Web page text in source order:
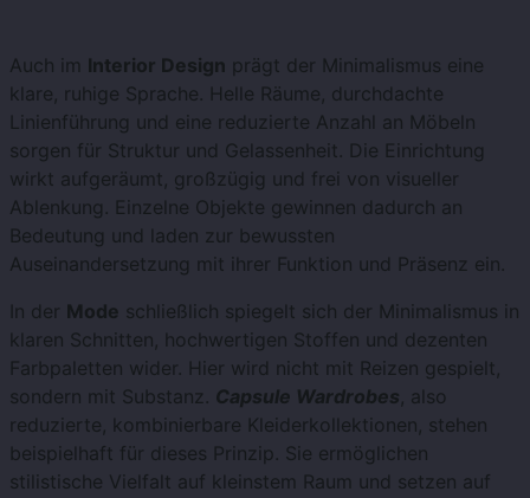
Auch im Interior Design prägt der Minimalismus eine
klare, ruhige Sprache. Helle Räume, durchdachte
Linienführung und eine reduzierte Anzahl an Möbeln
sorgen für Struktur und Gelassenheit. Die Einrichtung
wirkt aufgeräumt, großzügig und frei von visueller
Ablenkung. Einzelne Objekte gewinnen dadurch an
Bedeutung und laden zur bewussten
Auseinandersetzung mit ihrer Funktion und Präsenz ein.
In der Mode schließlich spiegelt sich der Minimalismus in
klaren Schnitten, hochwertigen Stoffen und dezenten
Farbpaletten wider. Hier wird nicht mit Reizen gespielt,
sondern mit Substanz. Capsule Wardrobes, also
reduzierte, kombinierbare Kleiderkollektionen, stehen
beispielhaft für dieses Prinzip. Sie ermöglichen
stilistische Vielfalt auf kleinstem Raum und setzen auf